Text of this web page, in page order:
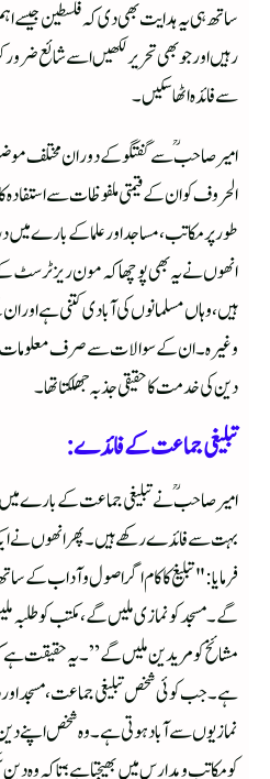
ساتھ ہی یہ ہدایت بھی دی کہ فلسطین جیسے
رہیں اور جو بھی تحریر لکھیں اسے شائع
سے فائدہ اٹھا سکیں۔
امیر صاحبؒ سے گفتگو کے دوران مختلف
الحروف کو ان کے قیمتی ملفوظات سے
طور پر مکاتب، مساجد اور علما کے بارے
انھوں نے یہ بھی پوچھا کہ مون ریز ٹرسٹ
ہیں، وہاں مسلمانوں کی آبادی کتنی ہے اور
وغیرہ۔ ان کے سوالات سے صرف معلومات
دین کی خدمت کا حقیقی جذبہ جھلکتا تھا۔
تبلیغی جماعت کے فائدے:
امیر صاحبؒ نے تبلیغی جماعت کے بارے میں
بہت سے فائدے رکھے ہیں۔ پھر انھوں نے
فرمایا: "تبلیغ کا کام اگر اصول و آداب کے
گے۔ مسجد کو نمازی ملیں گے، مکتب کو طلبہ
مشائخ کو مریدین ملیں گے”۔ یہ حقیقت ہے
ہے۔ جب کوئی شخص تبلیغی جماعت، مسجد اور
نمازیوں سے آباد ہوتی ہے۔ وہ شخص اپنے دین
کو مکاتب و مدارس میں بھیجتا ہے؛ تاکہ وہ دین